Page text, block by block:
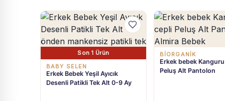
Son 1 Ürün
BABY SELEN
Erkek Bebek Yeşil Ayıcık
Desenli Patikli Tek Alt 0-9 Ay
BIORGANIK
Erkek bebek
Peluş Alt Pantolon